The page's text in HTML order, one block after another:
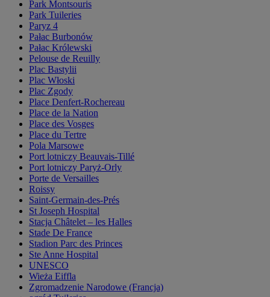
Park Montsouris
Park Tuileries
Paryz 4
Pałac Burbonów
Pałac Królewski
Pelouse de Reuilly
Plac Bastylii
Plac Włoski
Plac Zgody
Place Denfert-Rochereau
Place de la Nation
Place des Vosges
Place du Tertre
Pola Marsowe
Port lotniczy Beauvais-Tillé
Port lotniczy Paryż-Orly
Porte de Versailles
Roissy
Saint-Germain-des-Prés
St Joseph Hospital
Stacja Châtelet – les Halles
Stade De France
Stadion Parc des Princes
Ste Anne Hospital
UNESCO
Wieża Eiffla
Zgromadzenie Narodowe (Francja)